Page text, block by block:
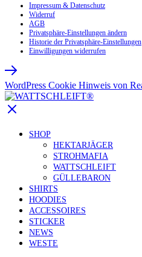
Impressum & Datenschutz
Widerruf
AGB
Privatsphäre-Einstellungen ändern
Historie der Privatsphäre-Einstellungen
Einwilligungen widerrufen
WordPress Cookie Hinweis von
SHOP
HEKTARJÄGER
STROHMAFIA
WATTSCHLEIFT
GÜLLEBARON
SHIRTS
HOODIES
ACCESSOIRES
STICKER
NEWS
WESTE